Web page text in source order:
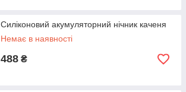
Силіконовий акумуляторний нічник каченя
Немає в наявності
488 ₴